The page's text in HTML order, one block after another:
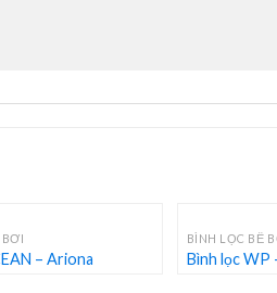
– Ariona
BÌNH LỌC BỂ
Bình lọc WP